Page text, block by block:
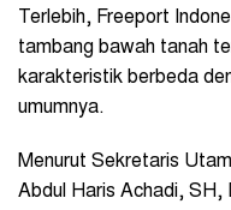
Terlebih, Freeport
tambang bawah tanah
karakteristik berbeda
umumnya.
Menurut Sekretaris
Abdul Haris Achadi, SH,